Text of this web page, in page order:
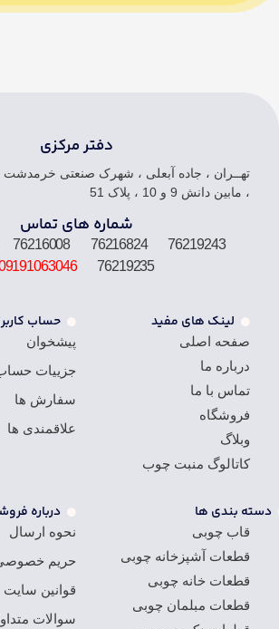
دفتر مرکزی
تهــران ، جاده آبعلی ، شهرک صنعتی خرمدشت
، مابین دانش 9 و 10 ، پلاک 51
شماره های تماس
76219235
لینک های مفید
صفحه اصلی
درباره ما
تماس با ما
فروشگاه
وبلاگ
کاتالوگ منبت چوب
حساب
پیشخوان
جزییات
سفارش ها
علاقمندی ها
دسته بندی ها
قاب چوبی
قطعات آشپزخانه چوبی
قطعات خانه چوبی
قطعات مبلمان چوبی
درباره
نحوه ارسال
حریم
قوانین سایت
سوالات